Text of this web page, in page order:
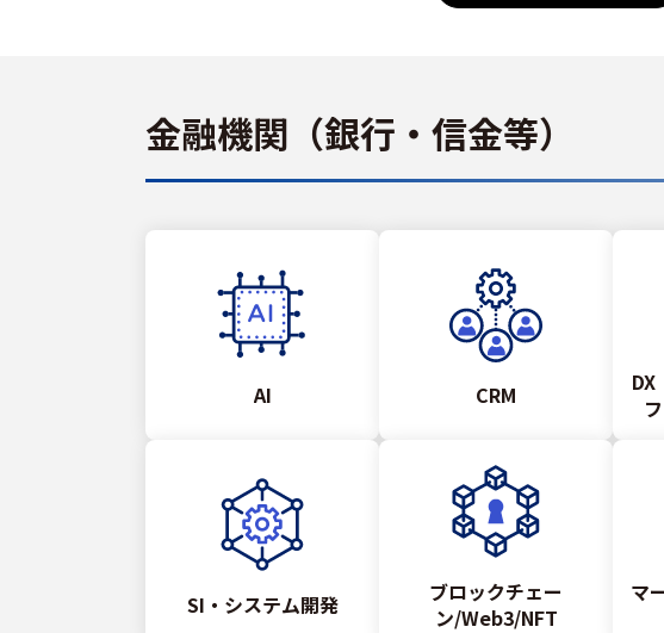
金融機関（銀行・信金等）
AI CRM
SI・システム開発
ブロックチェー
ン/Web3/NFT
マ